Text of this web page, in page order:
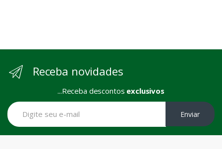
Receba novidades
...Receba descontos exclusivos
Enviar